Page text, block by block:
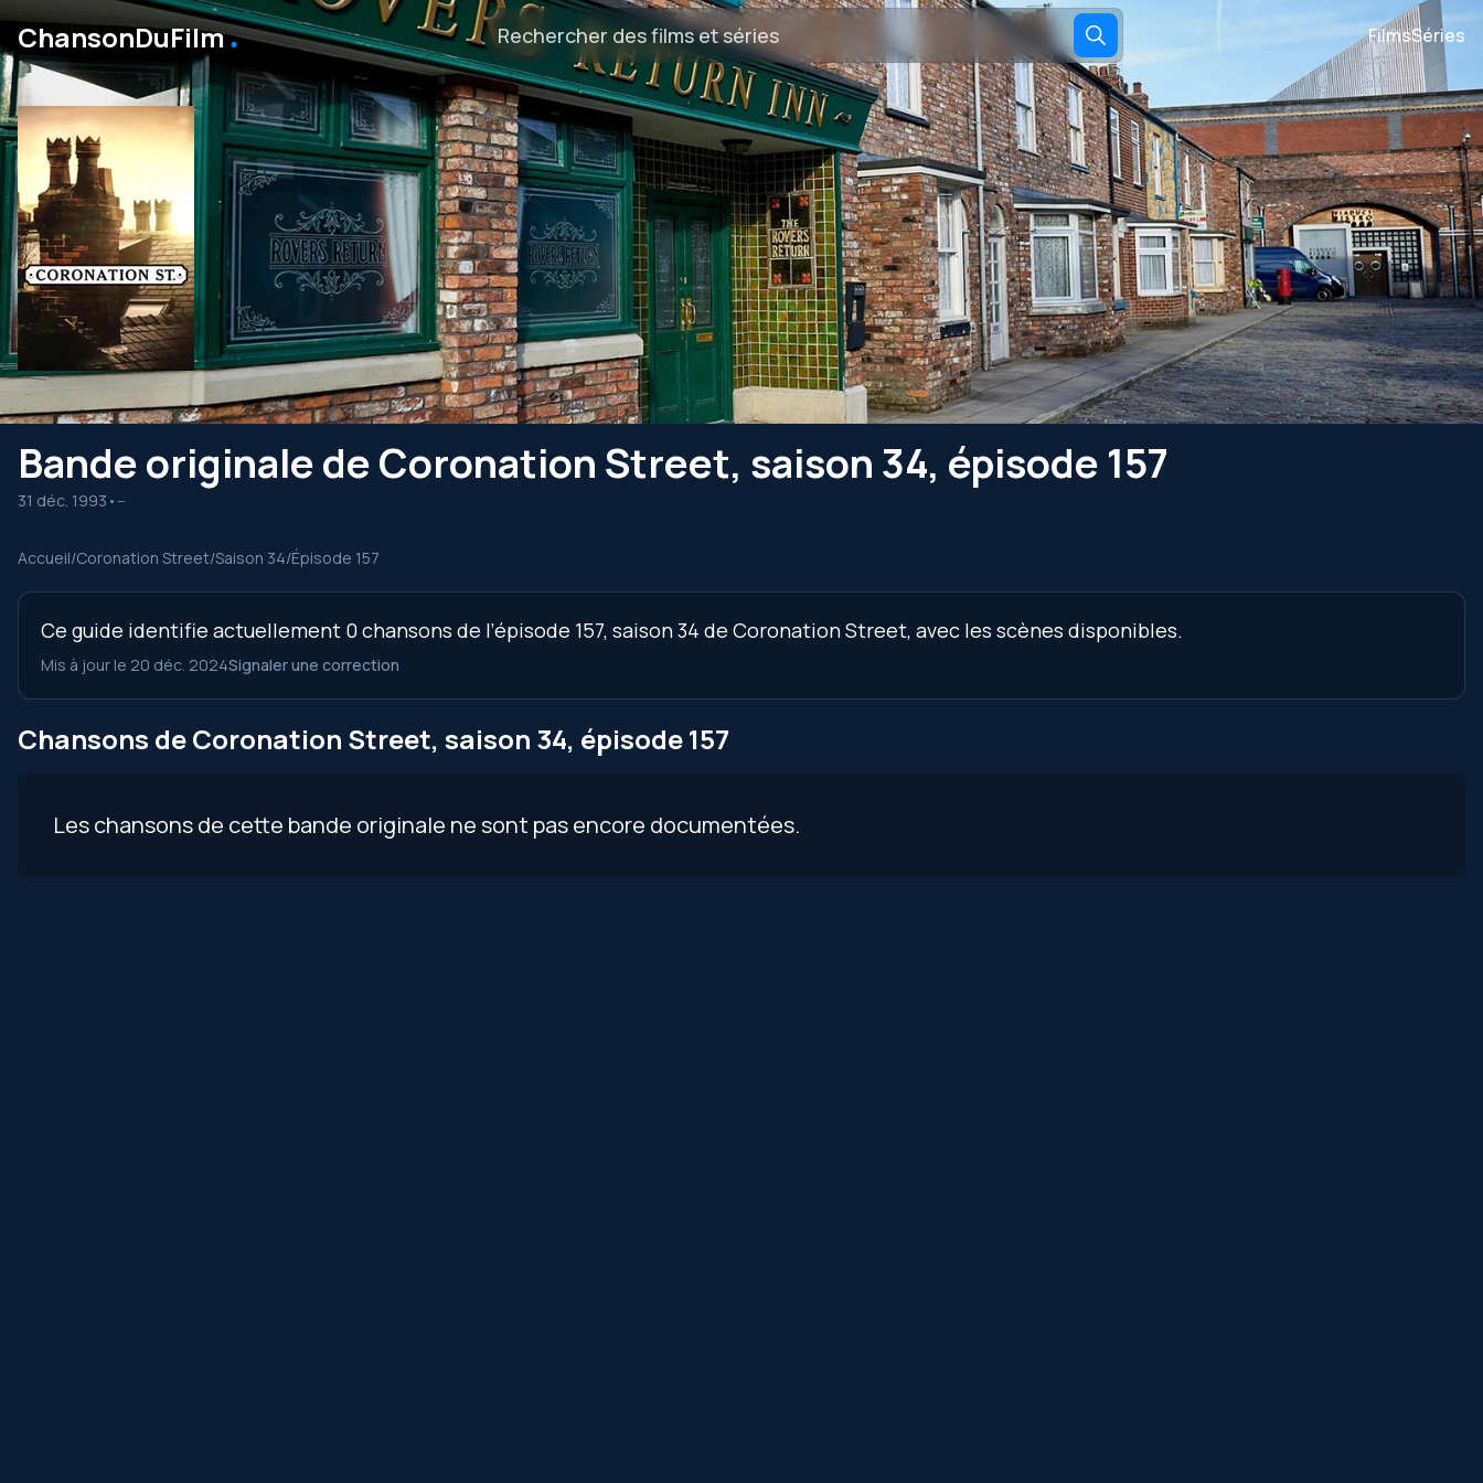
ChansonDuFilm․ FilmsSéries
Bande originale de Coronation Street, saison 34, épisode 157
31 déc. 1993 • --
Accueil/Coronation Street/Saison 34/Épisode 157
Ce guide identifie actuellement 0 chansons de l’épisode 157, saison 34 de Coronation Street, avec les scènes disponibles.
Mis à jour le 20 déc. 2024Signaler une correction
Chansons de Coronation Street, saison 34, épisode 157
Les chansons de cette bande originale ne sont pas encore documentées.